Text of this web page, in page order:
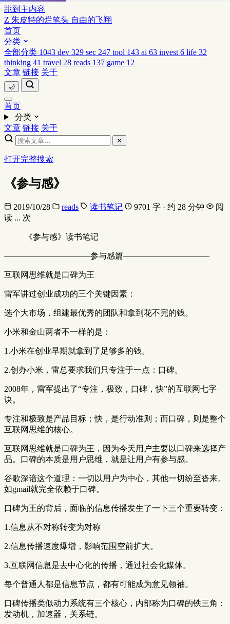
跳到主内容
Z 朱皮特的烂笔头 自由的飞翔
首页
分类
全部分类 1043 dev 329 sec 247 tool 143 ai 63 invest 6 life 32
thinking 41 travel 28 reads 137 game 12
文章 链接 关于
🌙
首页
分类
文章 链接 关于
✕
打开完整搜索
《参与感》
2019/10/28 reads 读书笔记 9701 字 · 约 28 分钟
阅
读 ... 次
《参与感》读书笔记
——————————–参与感篇——————————–
互联网思维就是口碑为王
雷军讲过创业成功的三个关键因素：
选个大市场，组建最优秀的团队和拿到花不完的钱。
小米和金山两者不一样的是：
1.小米在创业早期就拿到了足够多的钱。
2.创办小米，雷总要求我们只专注于一点：口碑。
2008年，雷军提出了“专注，极致，口碑，快”的互联网七字
诀。
专注和极致是产品目标；快，是行动准则；而口碑，则是整个
互联网思维的核心。
互联网思维就是口碑为王，因为今天用户主要以口碑来选择产
品。口碑的本质是用户思维，就是让用户有参与感。
谷歌深谙这个道理：一切以用户为中心，其他一切纷至沓来。
如gmail就完全依赖于口碑。
口碑为王的背后，面临的信息传播发生了一下三个重要转变：
1.信息从不对称转变为对称
2.信息传播速度爆增，影响范围空前扩大。
3.互联网信息是去中心化的传播，通过社会化媒体。
每个普通人都是信息节点，都有可能成为意见领袖。
口碑传播类似动力系统有三个核心，内部称为口碑的铁三角：
发动机，加速器，关系链。